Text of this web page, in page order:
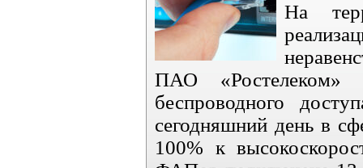
На
ПАО «Ростелеком»
беспроводного
сегодняшний день в
100% к